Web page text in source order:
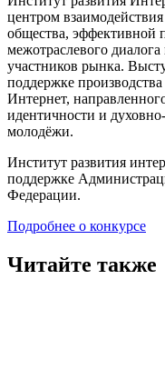
центром
общества, эффективной
межотраслевого
участников рынка.
поддержке
Интернет,
идентичности и
молодёжи.
Институт развития
поддержке
Федерации.
Подробнее о конкурсе
Читайте также